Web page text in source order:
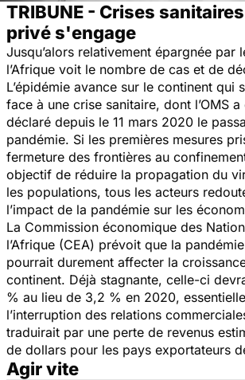
TRIBUNE - Crises
privé s'engage
Jusqu’alors relativement épargnée par
l’Afrique voit le nombre de cas et de
L’épidémie avance sur le continent qui
face à une crise sanitaire, dont l’OMS
déclaré depuis le 11 mars 2020 le
pandémie. Si les premières mesures
fermeture des frontières au
objectif de réduire la propagation du
les populations, tous les acteurs
l’impact de la pandémie sur les
La Commission économique des
l’Afrique (CEA) prévoit que la
pourrait durement affecter la
continent. Déjà stagnante, celle-ci
% au lieu de 3,2 % en 2020,
l’interruption des relations
traduirait par une perte de revenus
de dollars pour les pays exportateurs
Agir vite